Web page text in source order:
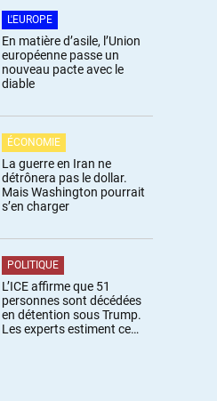
L'EUROPE
En matière d’asile, l’Union
européenne passe un
nouveau pacte avec le
diable
ÉCONOMIE
La guerre en Iran ne
détrônera pas le dollar.
Mais Washington pourrait
s’en charger
POLITIQUE
L’ICE affirme que 51
personnes sont décédées
en détention sous Trump.
Les experts estiment ce